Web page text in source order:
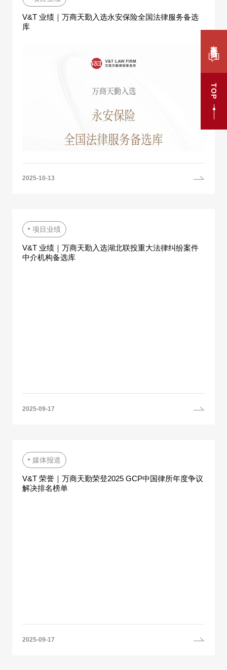
TOP
V&T 业绩｜万商天勤入选永安保险全国法律服务备选
库
2025-10-13
项目业绩
V&T 业绩｜万商天勤入选湖北联投重大法律纠纷案件
中介机构备选库
2025-09-17
媒体报道
V&T 荣誉｜万商天勤荣登2025 GCP中国律所年度争议
解决排名榜单
2025-09-17